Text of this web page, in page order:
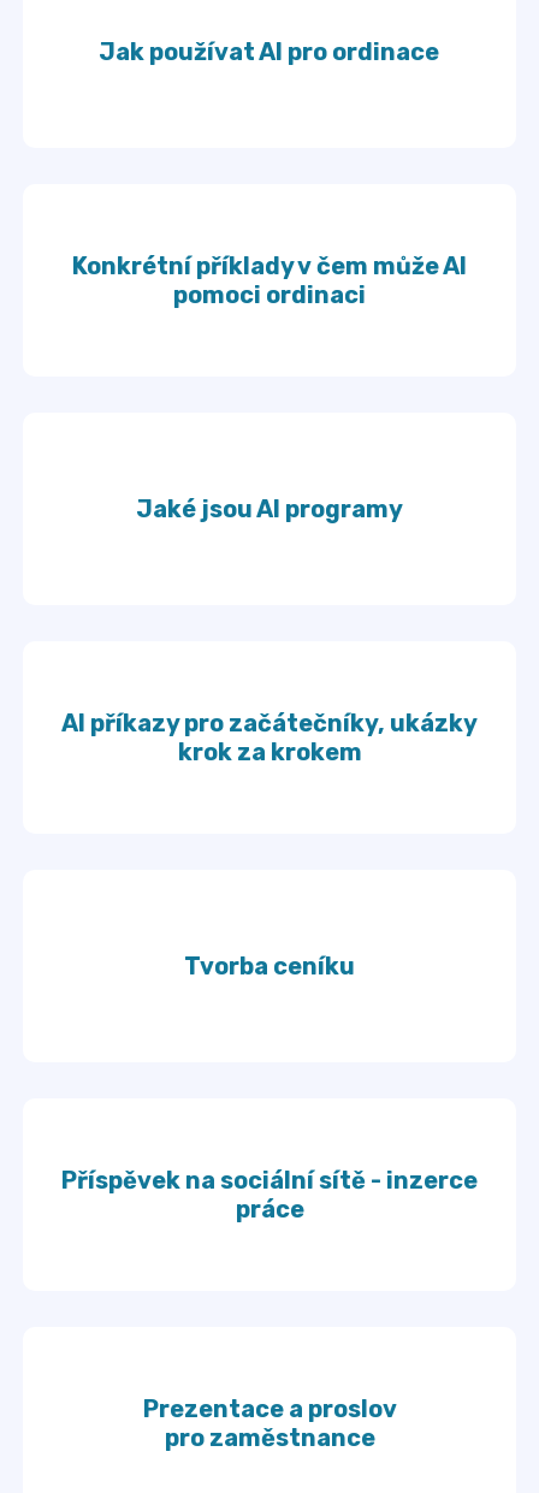
Jak používat AI pro ordinace
Konkrétní příklady v čem může AI
pomoci ordinaci
Jaké jsou AI programy
AI příkazy pro začátečníky, ukázky
krok za krokem
Tvorba ceníku
Příspěvek na sociální sítě - inzerce
práce
Prezentace a proslov
pro zaměstnance